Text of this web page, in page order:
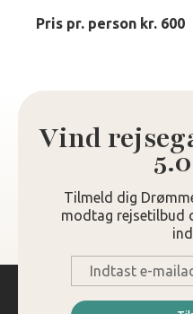
Pris pr. person kr. 600
Vind
Tilmeld dig
modtag rejsetilbud
mail